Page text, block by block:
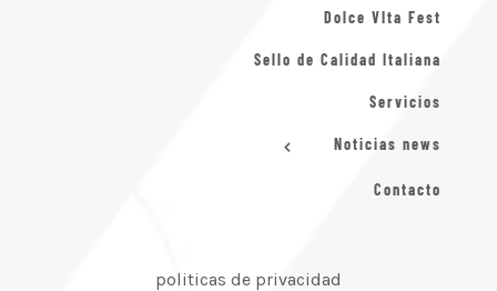
Dolce VIta Fest
Sello de Calidad Italiana
Servicios
Noticias news
Contacto
politicas de privacidad